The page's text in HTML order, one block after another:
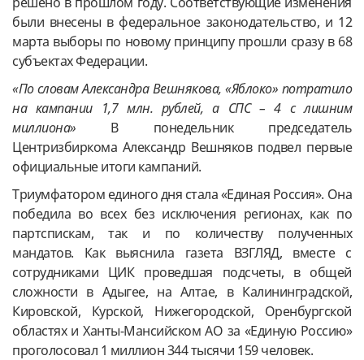
были внесены в федеральное законодательство, и 12
марта выборы по новому принципу прошли сразу в 68
субъектах Федерации.
«По словам Александра Вешнякова, «Яблоко» потратило
на кампании 1,7 млн. рублей, а СПС – 4 с лишним
миллиона» В понедельник председатель
Центризбиркома Александр Вешняков подвел первые
официальные итоги кампаний.
Триумфатором единого дня стала «Единая Россия». Она
победила во всех без исключения регионах, как по
партспискам, так и по количеству полученных
мандатов. Как выяснила газета ВЗГЛЯД, вместе с
сотрудниками ЦИК проведшая подсчеты, в общей
сложности в Адыгее, на Алтае, в Калининградской,
Кировской, Курской, Нижегородской, Оренбургской
областях и Ханты-Мансийском АО за «Единую Россию»
проголосовал 1 миллион 344 тысячи 159 человек.